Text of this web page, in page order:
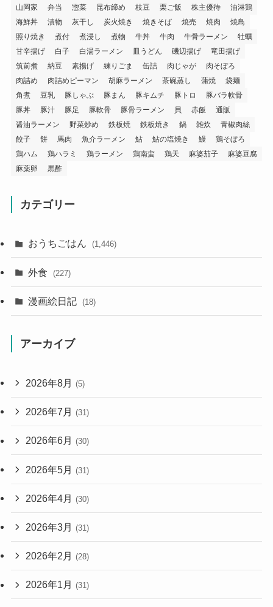
山岡家 弁当 惣菜 昆布締め 枝豆 栗ご飯 株主優待
油淋鶏
海鮮丼
漬物 灰干し 炭火焼き 焼きそば 焼売 焼肉
焼鳥
照り焼き
煮付 煮浸し 煮物 牛丼 牛肉 牛骨ラーメン
牡蠣
甘辛揚げ
白子 白湯ラーメン 皿うどん 磯辺揚げ
竜田揚げ
筑前煮
納豆 素揚げ 練りごま 缶詰 肉じゃが
肉そぼろ
肉詰め
肉詰めピーマン 胡麻ラーメン 茶碗蒸し 蒲焼
袋麺
角煮
豆乳 豚しゃぶ 豚まん 豚キムチ 豚トロ
豚バラ軟骨
豚丼
豚汁 豚足 豚軟骨 豚骨ラーメン 貝 赤飯
通販
醤油ラーメン
野菜炒め 鉄板焼 鉄板焼き 鍋 雑炊
青椒肉絲
餃子
餅 馬肉 魚介ラーメン 鮎 鮎の塩焼き 鰻
鶏そぼろ
鶏ハム
鶏ハラミ 鶏ラーメン 鶏南蛮 鶏天 麻婆茄子
麻婆豆腐
麻薬卵
黒酢
カテゴリー
おうちごはん (1,446)
外食 (227)
漫画絵日記 (18)
アーカイブ
2026年8月 (5)
2026年7月 (31)
2026年6月 (30)
2026年5月 (31)
2026年4月 (30)
2026年3月 (31)
2026年2月 (28)
2026年1月 (31)